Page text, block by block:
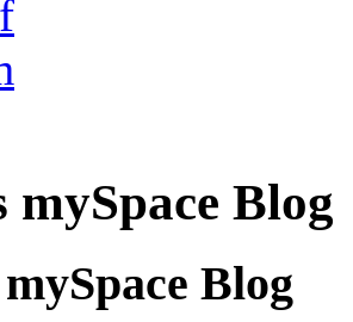
mySpace Blog
Blog